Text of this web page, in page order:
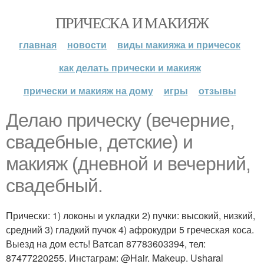
ПРИЧЕСКА И МАКИЯЖ
главная новости
виды макияжа и причесок
как делать прически и макияж
прически и макияж на дому
игры отзывы
Делаю прическу (вечерние,
свадебные, детские) и
макияж (дневной и вечерний,
свадебный.
Прически: 1) локоны и укладки 2) пучки: высокий, низкий,
средний 3) гладкий пучок 4) афрокудри 5 греческая коса.
Выезд на дом есть! Ватсап 87783603394, тел:
87477220255. Инстаграм: @Hair. Makeup. Usharal